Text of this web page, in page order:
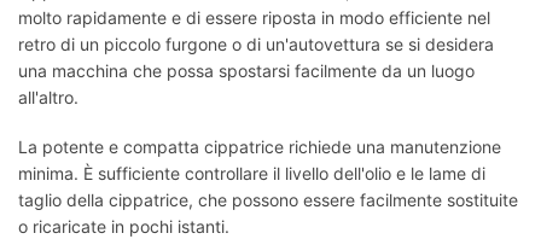
molto rapidamente e di essere riposta in modo efficiente nel
retro di un piccolo furgone o di un'autovettura se si desidera
una macchina che possa spostarsi facilmente da un luogo
all'altro.
La potente e compatta cippatrice richiede una manutenzione
minima. È sufficiente controllare il livello dell'olio e le lame di
taglio della cippatrice, che possono essere facilmente sostituite
o ricaricate in pochi istanti.